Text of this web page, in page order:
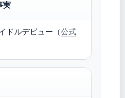
実
ドルデビュー（公式